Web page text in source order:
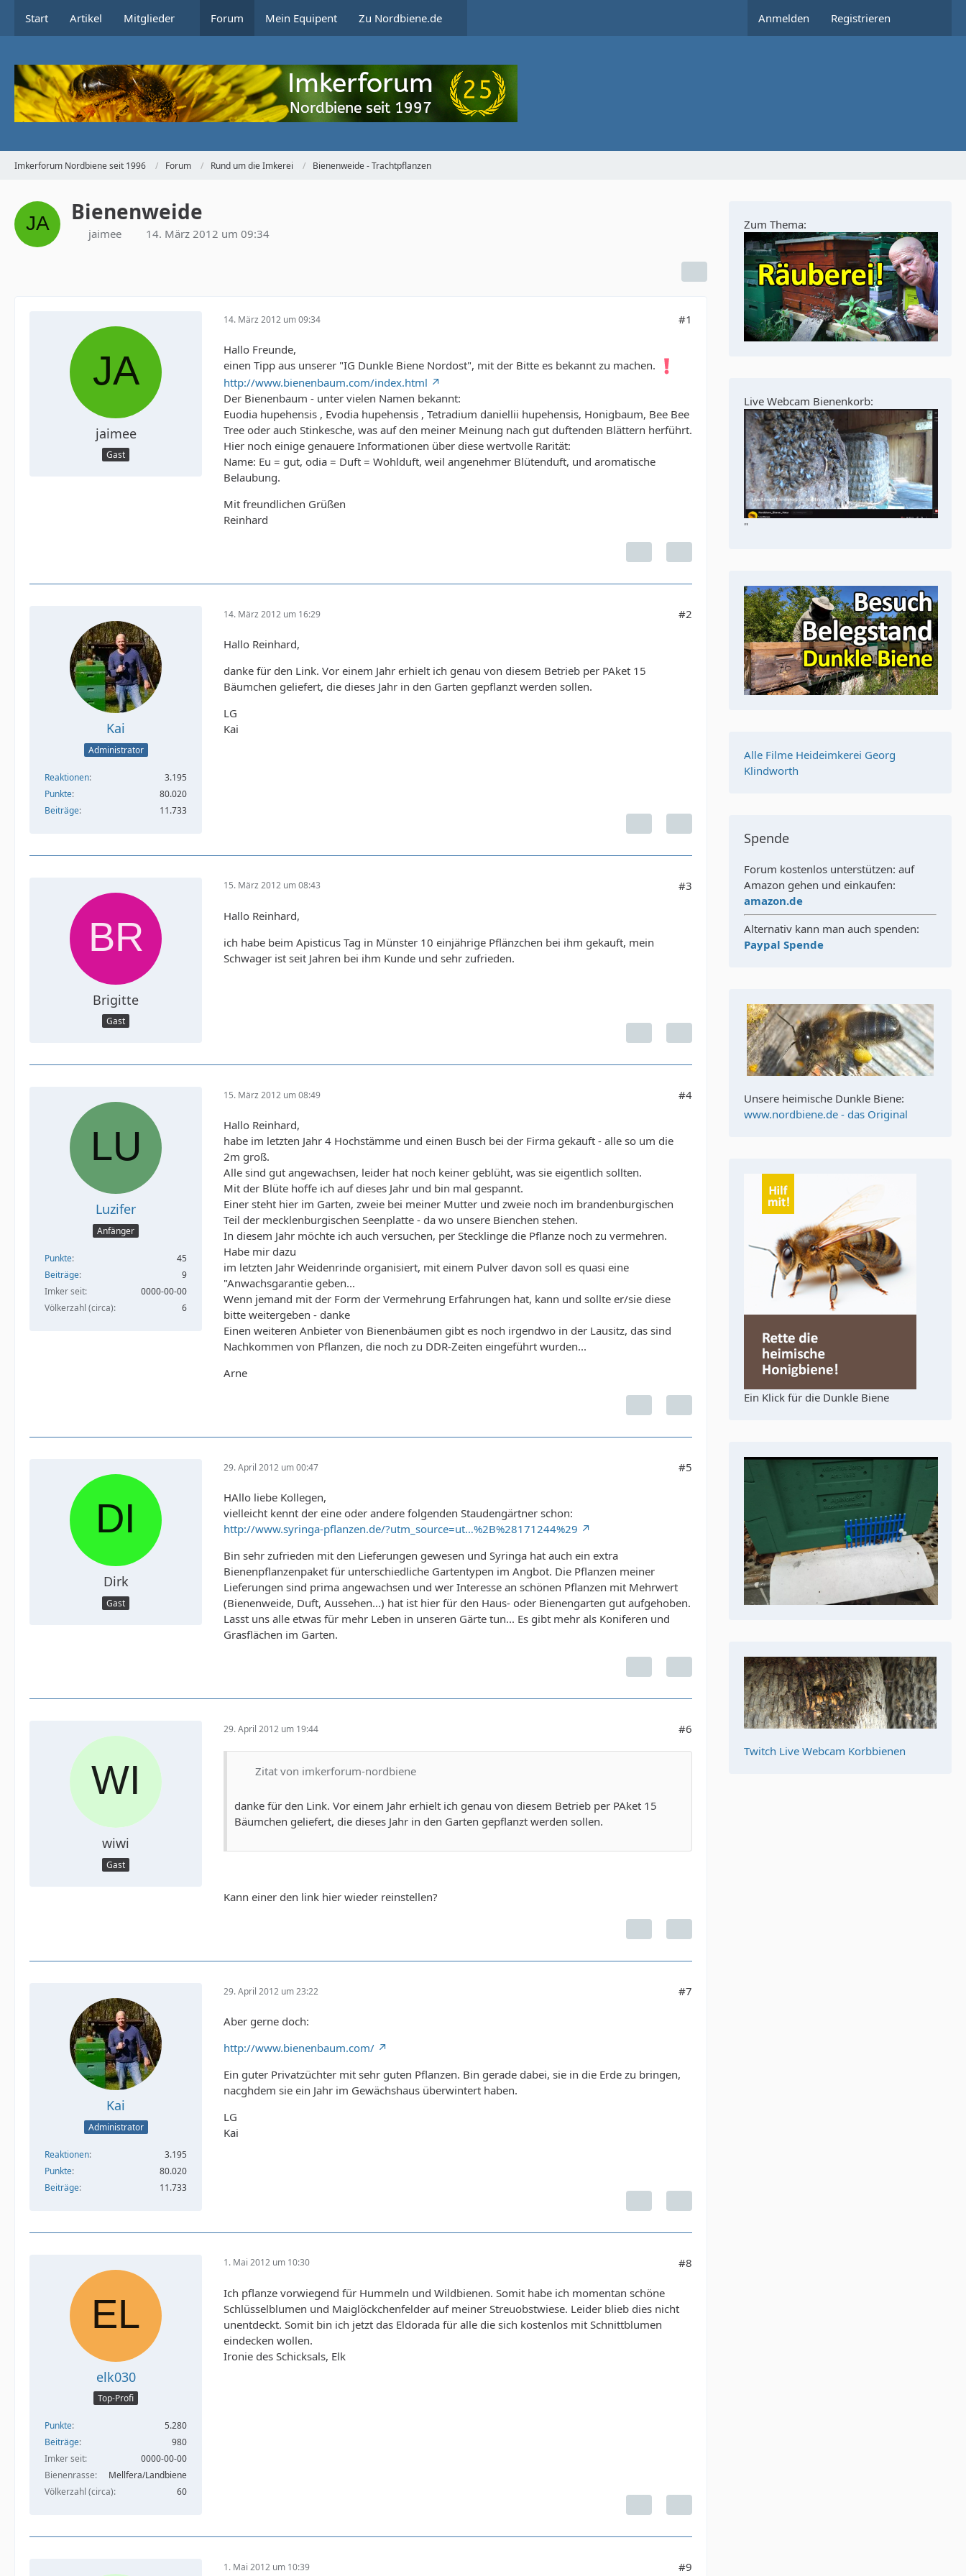
Start Artikel Mitglieder Forum Mein Equipent Zu Nordbiene.de Anmelden Registrieren
Imkerforum Nordbiene seit 1996 Forum Rund um die Imkerei Bienenweide - Trachtpflanzen
Bienenweide
jaimee 14. März 2012 um 09:34
jaimee
Gast
14. März 2012 um 09:34 #1
Hallo Freunde,
einen Tipp aus unserer "IG Dunkle Biene Nordost", mit der Bitte es bekannt zu machen.
http://www.bienenbaum.com/index.html
Der Bienenbaum - unter vielen Namen bekannt:
Euodia hupehensis , Evodia hupehensis , Tetradium daniellii hupehensis, Honigbaum, Bee Bee
Tree oder auch Stinkesche, was auf den meiner Meinung nach gut duftenden Blättern herführt.
Hier noch einige genauere Informationen über diese wertvolle Rarität:
Name: Eu = gut, odia = Duft = Wohlduft, weil angenehmer Blütenduft, und aromatische
Belaubung.
Mit freundlichen Grüßen
Reinhard
Kai
Administrator
Reaktionen
3.195
Punkte
80.020
Beiträge
11.733
14. März 2012 um 16:29 #2
Hallo Reinhard,
danke für den Link. Vor einem Jahr erhielt ich genau von diesem Betrieb per PAket 15
Bäumchen geliefert, die dieses Jahr in den Garten gepflanzt werden sollen.
LG
Kai
Brigitte
Gast
15. März 2012 um 08:43 #3
Hallo Reinhard,
ich habe beim Apisticus Tag in Münster 10 einjährige Pflänzchen bei ihm gekauft, mein
Schwager ist seit Jahren bei ihm Kunde und sehr zufrieden.
Luzifer
Anfänger
Punkte
45
Beiträge
9
Imker seit
0000-00-00
Völkerzahl (circa)
6
15. März 2012 um 08:49 #4
Hallo Reinhard,
habe im letzten Jahr 4 Hochstämme und einen Busch bei der Firma gekauft - alle so um die
2m groß.
Alle sind gut angewachsen, leider hat noch keiner geblüht, was sie eigentlich sollten.
Mit der Blüte hoffe ich auf dieses Jahr und bin mal gespannt.
Einer steht hier im Garten, zweie bei meiner Mutter und zweie noch im brandenburgischen
Teil der mecklenburgischen Seenplatte - da wo unsere Bienchen stehen.
In diesem Jahr möchte ich auch versuchen, per Stecklinge die Pflanze noch zu vermehren.
Habe mir dazu
im letzten Jahr Weidenrinde organisiert, mit einem Pulver davon soll es quasi eine
"Anwachsgarantie geben...
Wenn jemand mit der Form der Vermehrung Erfahrungen hat, kann und sollte er/sie diese
bitte weitergeben - danke
Einen weiteren Anbieter von Bienenbäumen gibt es noch irgendwo in der Lausitz, das sind
Nachkommen von Pflanzen, die noch zu DDR-Zeiten eingeführt wurden...
Arne
Dirk
Gast
29. April 2012 um 00:47 #5
HAllo liebe Kollegen,
vielleicht kennt der eine oder andere folgenden Staudengärtner schon:
http://www.syringa-pflanzen.de/?utm_source=ut…%2B%28171244%29
Bin sehr zufrieden mit den Lieferungen gewesen und Syringa hat auch ein extra
Bienenpflanzenpaket für unterschiedliche Gartentypen im Angbot. Die Pflanzen meiner
Lieferungen sind prima angewachsen und wer Interesse an schönen Pflanzen mit Mehrwert
(Bienenweide, Duft, Aussehen...) hat ist hier für den Haus- oder Bienengarten gut aufgehoben.
Lasst uns alle etwas für mehr Leben in unseren Gärte tun... Es gibt mehr als Koniferen und
Grasflächen im Garten.
wiwi
Gast
29. April 2012 um 19:44 #6
Zitat von imkerforum-nordbiene
danke für den Link. Vor einem Jahr erhielt ich genau von diesem Betrieb per PAket 15
Bäumchen geliefert, die dieses Jahr in den Garten gepflanzt werden sollen.
Kann einer den link hier wieder reinstellen?
Kai
Administrator
Reaktionen
3.195
Punkte
80.020
Beiträge
11.733
29. April 2012 um 23:22 #7
Aber gerne doch:
http://www.bienenbaum.com/
Ein guter Privatzüchter mit sehr guten Pflanzen. Bin gerade dabei, sie in die Erde zu bringen,
nacghdem sie ein Jahr im Gewächshaus überwintert haben.
LG
Kai
elk030
Top-Profi
Punkte
5.280
Beiträge
980
Imker seit
0000-00-00
Bienenrasse
Mellfera/Landbiene
Völkerzahl (circa)
60
1. Mai 2012 um 10:30 #8
Ich pflanze vorwiegend für Hummeln und Wildbienen. Somit habe ich momentan schöne
Schlüsselblumen und Maiglöckchenfelder auf meiner Streuobstwiese. Leider blieb dies nicht
unentdeckt. Somit bin ich jetzt das Eldorada für alle die sich kostenlos mit Schnittblumen
eindecken wollen.
Ironie des Schicksals, Elk
1. Mai 2012 um 10:39 #9
Zum Thema:
Live Webcam Bienenkorb:
"
Alle Filme Heideimkerei Georg
Klindworth
Spende
Forum kostenlos unterstützen: auf
Amazon gehen und einkaufen:
amazon.de
Alternativ kann man auch spenden:
Paypal Spende
Unsere heimische Dunkle Biene:
www.nordbiene.de - das Original
Ein Klick für die Dunkle Biene
Twitch Live Webcam Korbbienen